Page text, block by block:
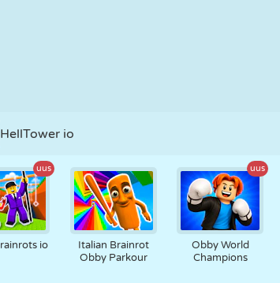
HellTower io
uus
io
Italian Brainrot
Obby Parkour
uus
Obby World
Champions